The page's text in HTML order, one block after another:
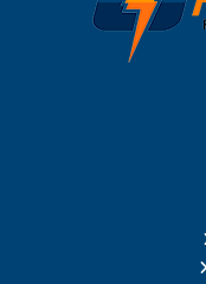
Empresa de
Empresa de
Empresa de
Fiação para
Instalação de
Instalação de
Instalação de
Instalação de
Instalação E
Instalação